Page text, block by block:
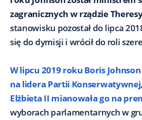
zagranicznych w rządzie
stanowisku pozostał do lipca
się do dymisji i wrócił do roli
W lipcu 2019 roku Boris
na lidera Partii
Elżbieta II mianowała go na
wyborach parlamentarnych w